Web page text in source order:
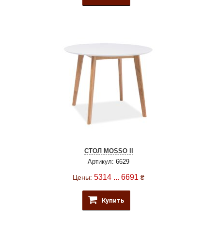
СТОЛ MOSSO II
Артикул: 6629
Цены: 5314 ... 6691 ₴
Купить